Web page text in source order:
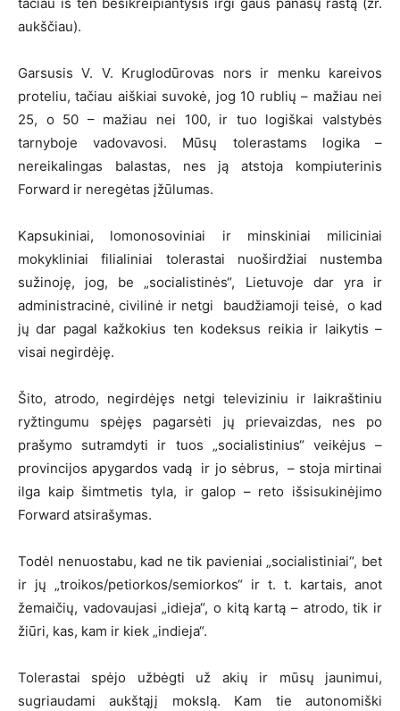
tačiau iš ten besikreipiantysis irgi gaus panašų raštą (žr.
aukščiau).
Garsusis V. V. Kruglodūrovas nors ir menku kareivos
proteliu, tačiau aiškiai suvokė, jog 10 rublių – mažiau nei
25, o 50 – mažiau nei 100, ir tuo logiškai valstybės
tarnyboje vadovavosi. Mūsų tolerastams logika –
nereikalingas balastas, nes ją atstoja kompiuterinis
Forward ir neregėtas įžūlumas.
Kapsukiniai, lomonosoviniai ir minskiniai miliciniai
mokykliniai filialiniai tolerastai nuoširdžiai nustemba
sužinoję, jog, be „socialistinės“, Lietuvoje dar yra ir
administracinė, civilinė ir netgi baudžiamoji teisė, o kad
jų dar pagal kažkokius ten kodeksus reikia ir laikytis –
visai negirdėję.
Šito, atrodo, negirdėjęs netgi televiziniu ir laikraštiniu
ryžtingumu spėjęs pagarsėti jų prievaizdas, nes po
prašymo sutramdyti ir tuos „socialistinius“ veikėjus –
provincijos apygardos vadą ir jo sėbrus, – stoja mirtinai
ilga kaip šimtmetis tyla, ir galop – reto išsisukinėjimo
Forward atsirašymas.
Todėl nenuostabu, kad ne tik pavieniai „socialistiniai“, bet
ir jų „troikos/petiorkos/semiorkos“ ir t. t. kartais, anot
žemaičių, vadovaujasi „idieja“, o kitą kartą – atrodo, tik ir
žiūri, kas, kam ir kiek „indieja“.
Tolerastai spėjo užbėgti už akių ir mūsų jaunimui,
sugriaudami aukštąjį mokslą. Kam tie autonomiški